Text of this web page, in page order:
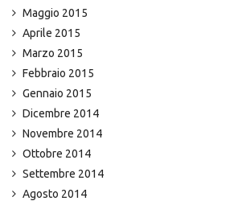
Maggio 2015
Aprile 2015
Marzo 2015
Febbraio 2015
Gennaio 2015
Dicembre 2014
Novembre 2014
Ottobre 2014
Settembre 2014
Agosto 2014